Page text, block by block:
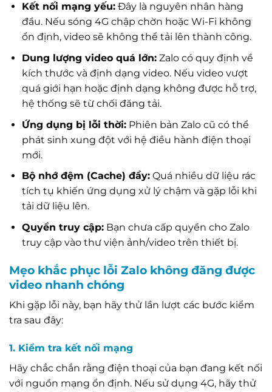
Kết nối mạng yếu:Đây là nguyên nhân hàng
đầu. Nếu sóng 4G chập chờn hoặc Wi-Fi không
ổn định, video sẽ không thể tải lên thành công.
Dung lượng video quá lớn:Zalo có quy định về
kích thước và định dạng video. Nếu video vượt
quá giới hạn hoặc định dạng không được hỗ trợ,
hệ thống sẽ từ chối đăng tải.
Ứng dụng bị lỗi thời:Phiên bản Zalo cũ có thể
phát sinh xung đột với hệ điều hành điện thoại
mới.
Bộ nhớ đệm (Cache) đầy:Quá nhiều dữ liệu rác
tích tụ khiến ứng dụng xử lý chậm và gặp lỗi khi
tải dữ liệu lên.
Quyền truy cập:Bạn chưa cấp quyền cho Zalo
truy cập vào thư viện ảnh/video trên thiết bị.
Mẹo khắc phục lỗi Zalo không đăng được
video nhanh chóng
Khi gặp lỗi này, bạn hãy thử lần lượt các bước kiểm
tra sau đây:
1. Kiểm tra kết nối mạng
Hãy chắc chắn rằng điện thoại của bạn đang kết nối
với nguồn mạng ổn định. Nếu sử dụng 4G, hãy thử